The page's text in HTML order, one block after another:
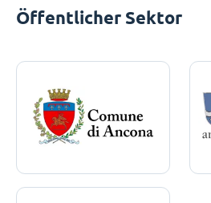
Öffentlicher Sektor